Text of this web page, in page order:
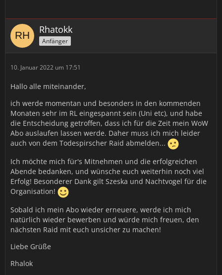
Rhatokk
Anfänger
10. Januar 2022 um 17:51
Hallo alle miteinander,
ich werde momentan und besonders in den kommenden
Monaten sehr im RL eingespannt sein (Uni etc), und habe
die Entscheidung getroffen, dass ich für die Zeit mein WoW
Abo auslaufen lassen werde. Daher muss ich mich leider
auch von dem Todespirscher Raid abmelden...
Ich möchte mich für's Mitnehmen und die erfolgreichen
Abende bedanken, und wünsche euch weiterhin noch viel
Erfolg! Besonderer Dank gilt Szeska und Nachtvogel für die
Organisation!
Sobald ich mein Abo wieder erneuere, werde ich mich
natürlich wieder bewerben und würde mich freuen, den
nächsten Raid mit euch unsicher zu machen!
Liebe Grüße
Rhalok